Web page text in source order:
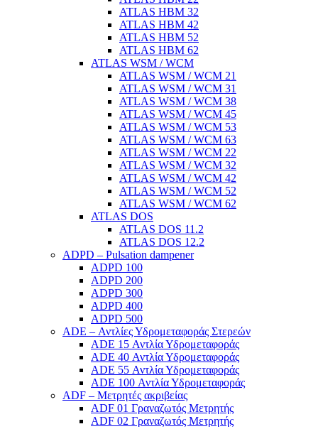
ATLAS HBM 32
ATLAS HBM 42
ATLAS HBM 52
ATLAS HBM 62
ATLAS WSM / WCM
ATLAS WSM / WCM 21
ATLAS WSM / WCM 31
ATLAS WSM / WCM 38
ATLAS WSM / WCM 45
ATLAS WSM / WCM 53
ATLAS WSM / WCM 63
ATLAS WSM / WCM 22
ATLAS WSM / WCM 32
ATLAS WSM / WCM 42
ATLAS WSM / WCM 52
ATLAS WSM / WCM 62
ATLAS DOS
ATLAS DOS 11.2
ATLAS DOS 12.2
ADPD – Pulsation dampener
ADPD 100
ADPD 200
ADPD 300
ADPD 400
ADPD 500
ADE – Αντλίες Υδρομεταφοράς Στερεών
ADE 15 Αντλία Υδρομεταφοράς
ADE 40 Αντλία Υδρομεταφοράς
ADE 55 Αντλία Υδρομεταφοράς
ADE 100 Αντλία Υδρομεταφοράς
ADF – Μετρητές ακριβείας
ADF 01 Γραναζωτός Μετρητής
ADF 02 Γραναζωτός Μετρητής